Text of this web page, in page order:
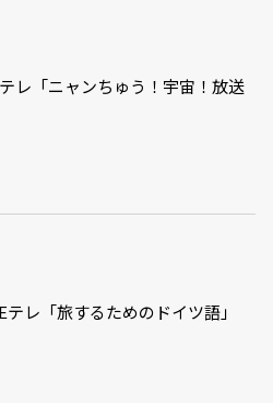
レ「ニャンちゅう！宇宙！放送
テレ「旅するためのドイツ語」